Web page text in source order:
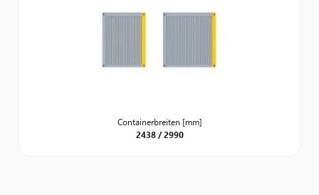
Containerbreiten [mm]
2438 / 2990